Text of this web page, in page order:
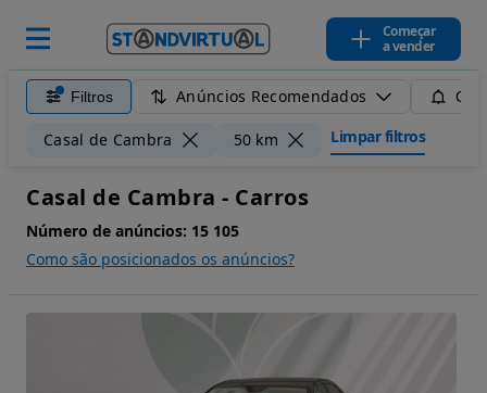
Começar
a vender
Filtros Anúncios Recomendados
Casal de Cambra 50 km Limpar filtros
Casal de Cambra - Carros
Número de anúncios: 15 105
Como são posicionados os anúncios?